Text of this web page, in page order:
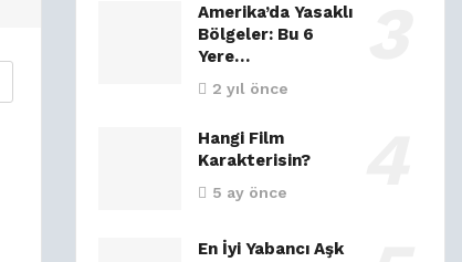
Amerika’da Yasaklı
Bölgeler: Bu 6
Yere…
2 yıl önce
Hangi Film
Karakterisin?
5 ay önce
En İyi Yabancı Aşk